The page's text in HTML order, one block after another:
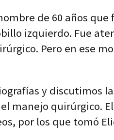
de 60 años
izquierdo. Fue
Pero en ese
y discutimos
manejo quirúrgico.
por los que tomó